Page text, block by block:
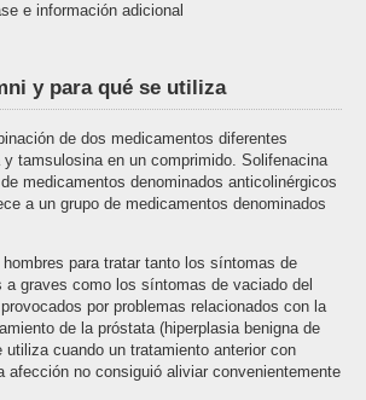
e información adicional
y para qué se utiliza
de dos medicamentos diferentes
y tamsulosina en un comprimido. Solifenacina
medicamentos denominados anticolinérgicos
a un grupo de medicamentos denominados
para tratar tanto los síntomas de
a graves como los síntomas de vaciado del
por problemas relacionados con la
de la próstata (hiperplasia benigna de
utiliza cuando un tratamiento anterior con
afección no consiguió aliviar convenientemente